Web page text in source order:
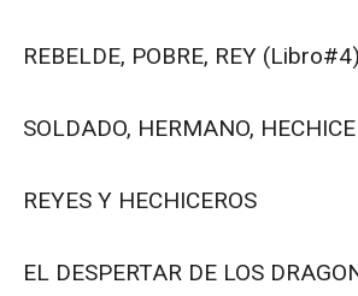
REBELDE, POBRE, REY (Libro#4)
SOLDADO, HERMANO,
REYES Y HECHICEROS
EL DESPERTAR DE LOS